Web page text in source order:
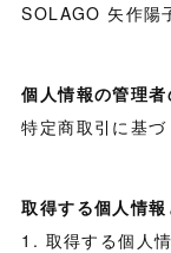
SOLAGO 矢作陽
個人情報の管理
特定商取引に基づ
取得する個人情
1. 取得する個人